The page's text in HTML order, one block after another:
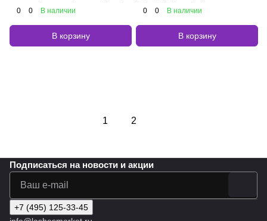
M, n L, n XL) (4 пары)
0 0 В наличии
В корзину
0 0 В наличии
В корзину
1 2
Подписаться на новости и акции
+7 (495) 125-33-45